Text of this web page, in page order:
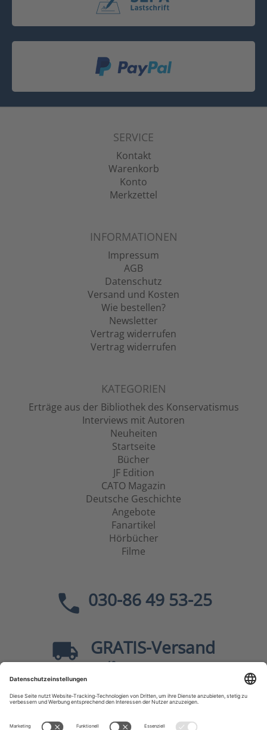
SERVICE
Kontakt
Warenkorb
Konto
Merkzettel
INFORMATIONEN
Impressum
AGB
Datenschutz
Versand und Kosten
Wie bestellen?
Newsletter
Vertrag widerrufen
Vertrag widerrufen
KATEGORIEN
Erträge aus der Bibliothek des Konservatismus
Interviews mit Autoren
Neuheiten
Startseite
Bücher
JF Edition
CATO Magazin
Deutsche Geschichte
Angebote
Fanartikel
Hörbücher
Filme
030-86 49 53-25
GRATIS-Versand
40
Sicher dank SSL